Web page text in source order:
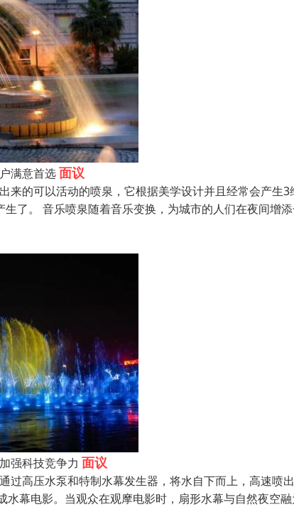
满意首选面议
来的可以活动的喷泉，它根据美学设计并且经常会产生
了。 音乐喷泉随着音乐变换，为城市的人们在夜间增
强科技竞争力 面议
过高压水泵和特制水幕发生器，将水自下而上，高速喷
水幕电影。当观众在观摩电影时，扇形水幕与自然夜空